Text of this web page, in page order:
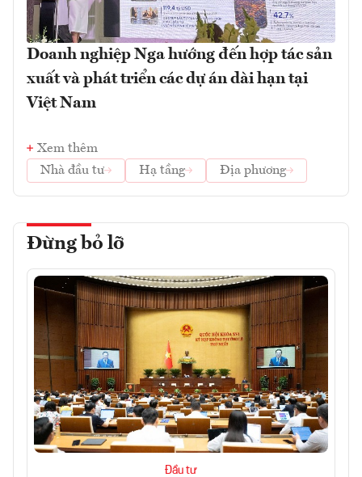
Doanh nghiệp Nga hướng đến hợp tác sản
xuất và phát triển các dự án dài hạn tại
Việt Nam
Xem thêm
Nhà đầu tư
Hạ tầng Địa phương
Đừng bỏ lỡ
Đầu tư